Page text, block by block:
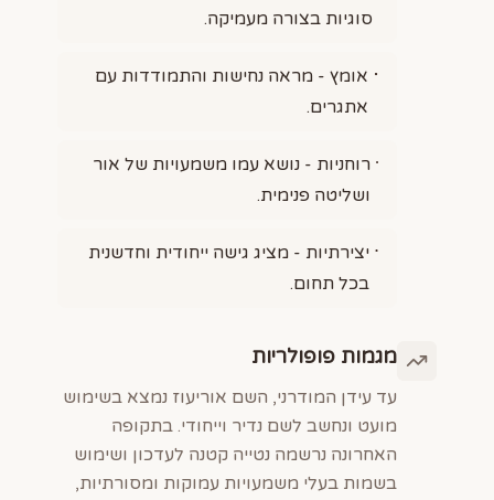
סוגיות בצורה מעמיקה.
אומץ - מראה נחישות והתמודדות עם
אתגרים.
רוחניות - נושא עמו משמעויות של אור
ושליטה פנימית.
יצירתיות - מציג גישה ייחודית וחדשנית
בכל תחום.
מגמות פופולריות
עד עידן המודרני, השם אוריעוז נמצא בשימוש
מועט ונחשב לשם נדיר וייחודי. בתקופה
האחרונה נרשמה נטייה קטנה לעדכון ושימוש
בשמות בעלי משמעויות עמוקות ומסורתיות,